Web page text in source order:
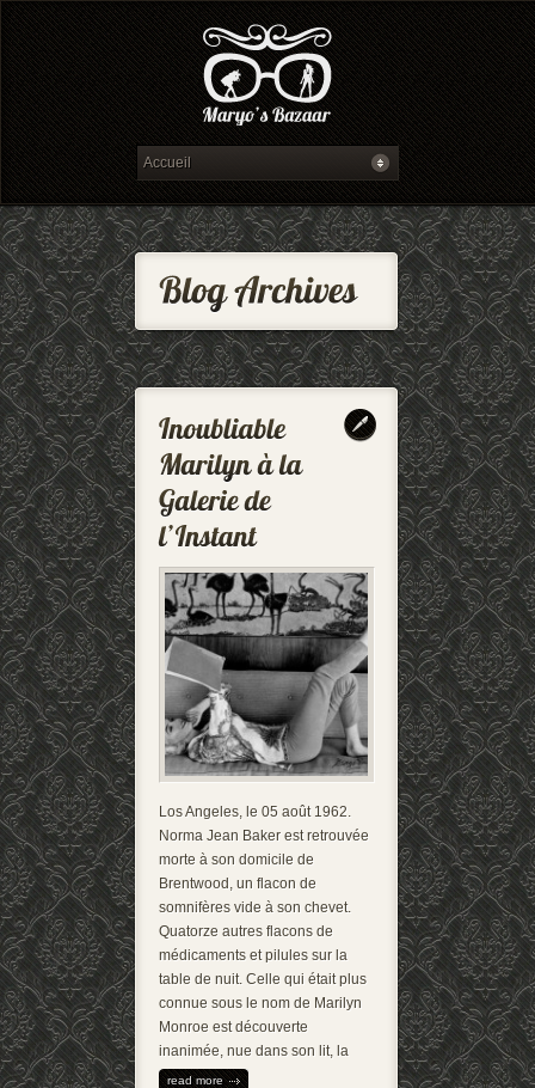
Los Angeles, le 05 août 1962.
Norma Jean Baker est retrouvée
morte à son domicile de
Brentwood, un flacon de
somnifères vide à son chevet.
Quatorze autres flacons de
médicaments et pilules sur la
table de nuit. Celle qui était plus
connue sous le nom de Marilyn
Monroe est découverte
inanimée, nue dans son lit, la
read more